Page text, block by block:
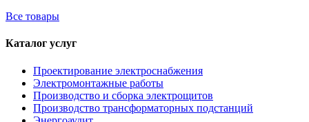
Все товары
Каталог услуг
Проектирование электроснабжения
Электромонтажные работы
Производство и сборка электрощитов
Производство трансформаторных подстанций